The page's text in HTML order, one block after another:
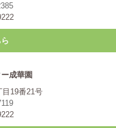
成華園
19番21号